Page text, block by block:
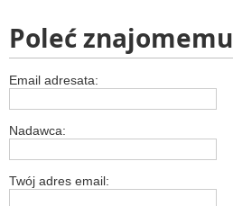
Poleć znajomemu
Email adresata:
Nadawca:
Twój adres email: